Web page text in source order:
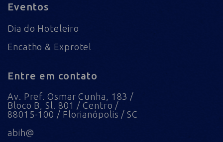
Eventos
Dia do Hoteleiro
Encatho & Exprotel
Entre em contato
Av. Pref. Osmar Cunha, 183 /
Bloco B, Sl. 801 / Centro /
88015-100 / Florianópolis / SC
abih@